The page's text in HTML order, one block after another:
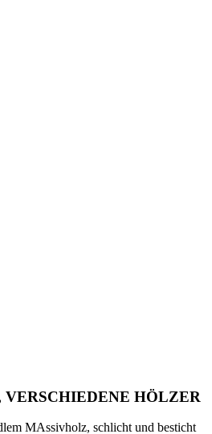
VERSCHIEDENE HÖLZER
MAssivholz, schlicht und besticht